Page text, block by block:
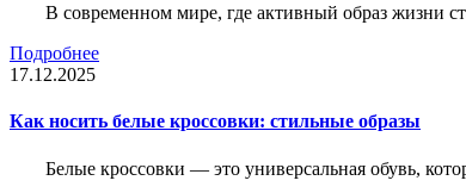
В современном мире, где активный образ жизни
Подробнее
17.12.2025
Как носить белые кроссовки: стильные образы
Белые кроссовки — это универсальная обувь,